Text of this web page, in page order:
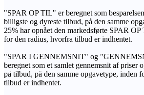
"SPAR OP TIL" er beregnet som
billigste og dyreste tilbud, på den samme
25% har opnået den markedsførte SPAR OP
for den radius, hvorfra tilbud er indhentet.
"SPAR I GENNEMSNIT" og
beregnet som et samlet gennemsnit af priser
på tilbud, på den samme opgavetype, inden
tilbud er indhentet.